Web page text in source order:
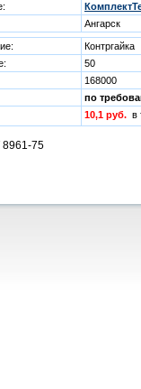
Ангарск
Контргайка
50
168000
по
10,1 руб. в
8961-75